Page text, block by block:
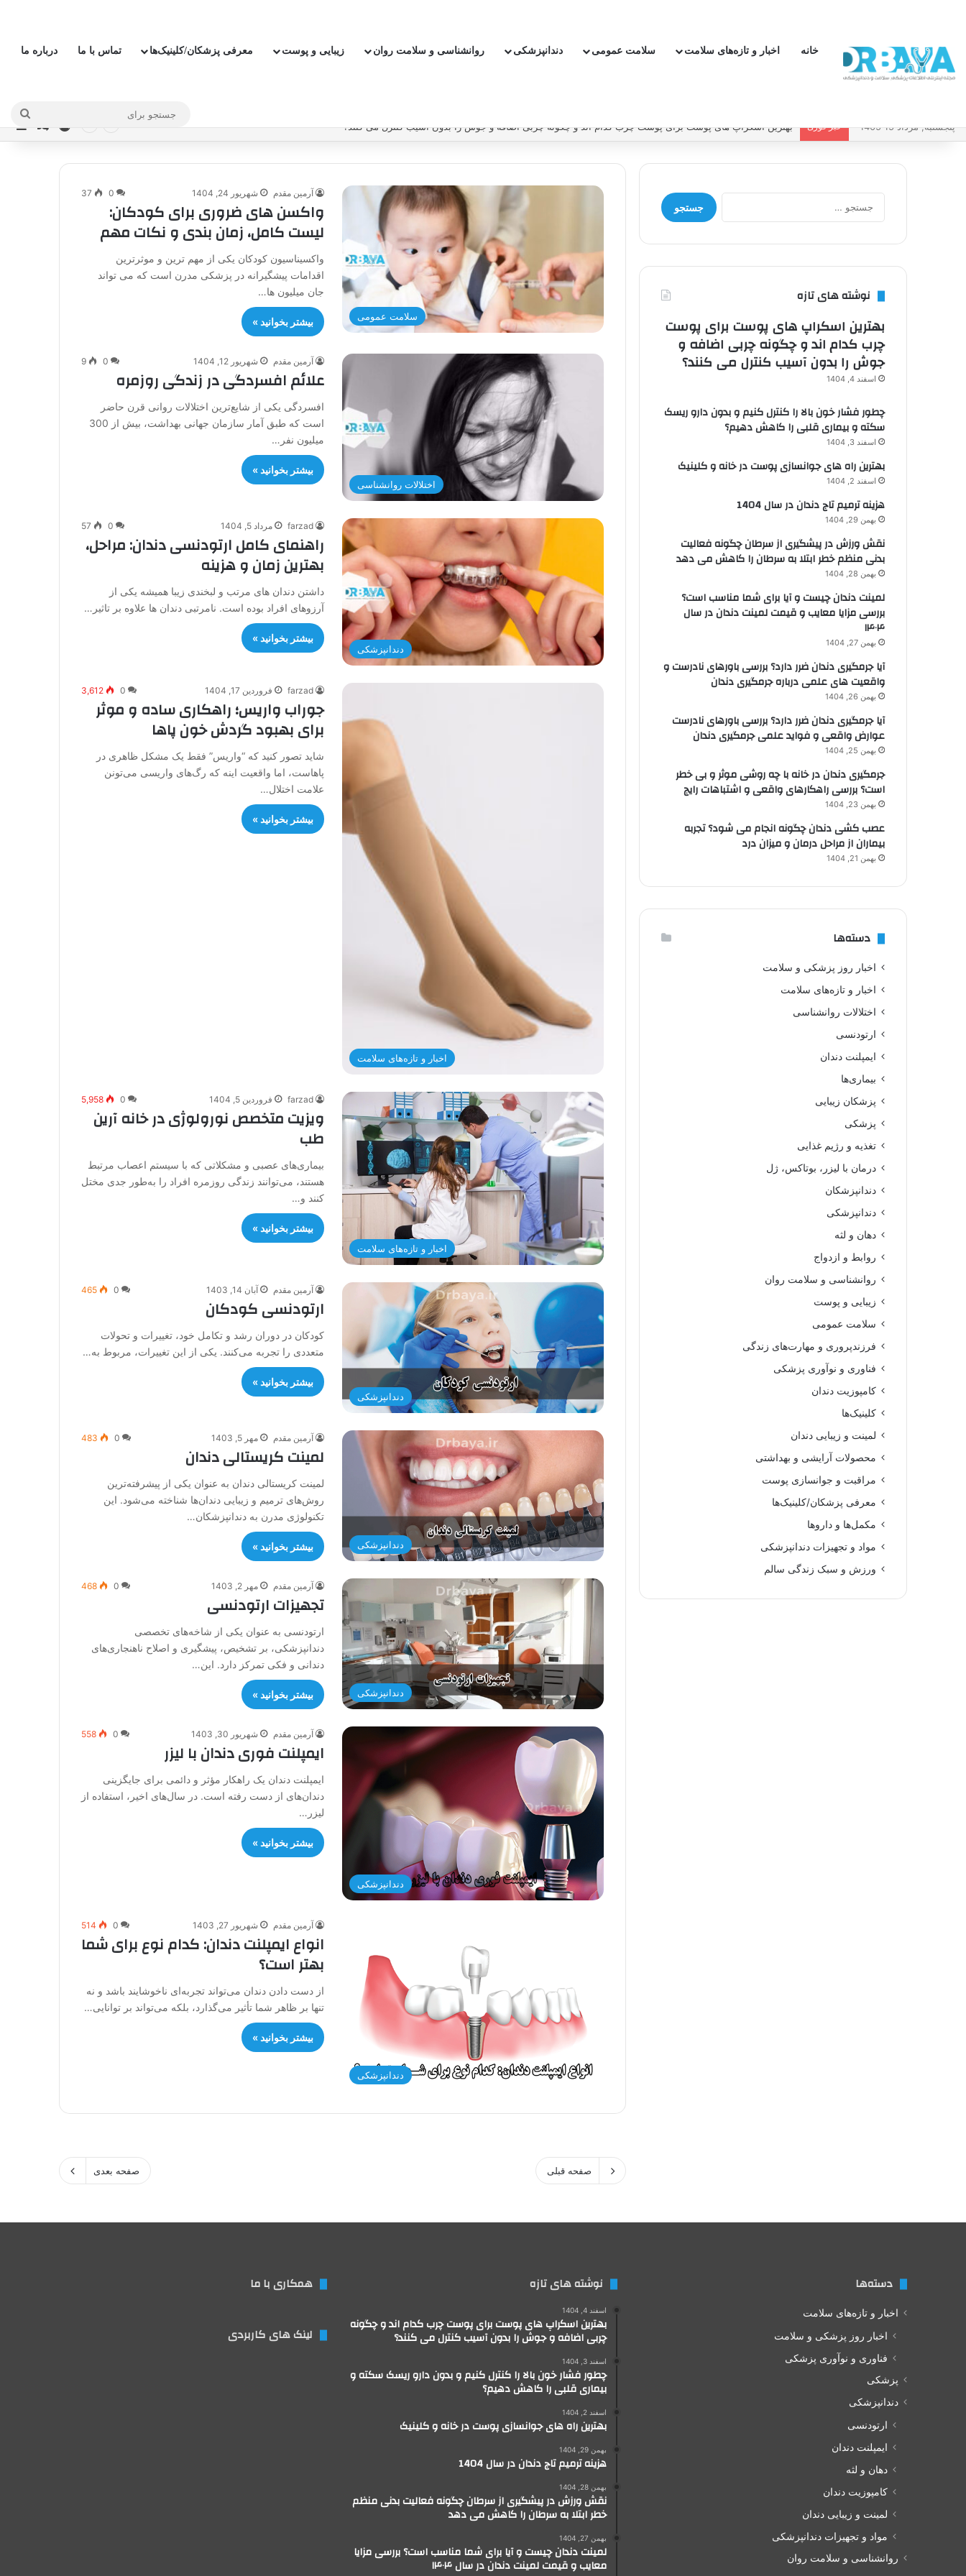
خانه اخبار و تازه‌های سلامت سلامت عمومی دندانپزشکی روانشناسی و سلامت روان زیبایی و پوست معرفی پزشکان/کلینیک‌ها تماس با ما درباره ما
برای
پنجشنبه, مرداد 15 1405 خبر فوری چطور فشار خون بالا را کنترل کنیم و بدون دارو ریسک سکته و بیماری قلبی را کاهش دهیم؟ ورودنوشته
سلامت عمومی
آرمین مقدم شهریور 24, 1404 0
37
واکسن های ضروری برای کودکان:
لیست کامل، زمان بندی و نکات مهم
واکسیناسیون کودکان یکی از مهم ترین و موثرترین
اقدامات پیشگیرانه در پزشکی مدرن است که می تواند
جان میلیون ها…
بیشتر بخوانید »
اختلالات روانشناسی
آرمین مقدم شهریور 12, 1404 0
9
علائم افسردگی در زندگی روزمره
افسردگی یکی از شایع‌ترین اختلالات روانی قرن حاضر
است که طبق آمار سازمان جهانی بهداشت، بیش از 300
میلیون نفر…
بیشتر بخوانید »
دندانپزشکی
farzad مرداد 5, 1404 0
57
راهنمای کامل ارتودنسی دندان: مراحل،
بهترین زمان و هزینه
داشتن دندان های مرتب و لبخندی زیبا همیشه یکی از
آرزوهای افراد بوده است. نامرتبی دندان ها علاوه بر تاثیر…
بیشتر بخوانید »
اخبار و تازه‌های سلامت
farzad فروردین 17, 1404 0
3,612
جوراب واریس؛ راهکاری ساده و موثر
برای بهبود گردش خون پاها
شاید تصور کنید که “واریس” فقط یک مشکل ظاهری در
پاهاست، اما واقعیت اینه که رگ‌های واریسی می‌تونن
علامت اختلال…
بیشتر بخوانید »
اخبار و تازه‌های سلامت
farzad فروردین 5, 1404 0
5,958
ویزیت متخصص نورولوژی در خانه آرین
طب
بیماری‌های عصبی و مشکلاتی که با سیستم اعصاب مرتبط
هستند، می‌توانند زندگی روزمره افراد را به‌طور جدی مختل
کنند و…
بیشتر بخوانید »
دندانپزشکی
آرمین مقدم آبان 14, 1403 0
465
ارتودنسی کودکان
کودکان در دوران رشد و تکامل خود، تغییرات و تحولات
متعددی را تجربه می‌کنند. یکی از این تغییرات، مربوط به…
بیشتر بخوانید »
دندانپزشکی
آرمین مقدم مهر 5, 1403 0
483
لمینت کریستالی دندان
لمینت کریستالی دندان به عنوان یکی از پیشرفته‌ترین
روش‌های ترمیم و زیبایی دندان‌ها شناخته می‌شود. این
تکنولوژی مدرن به دندانپزشکان…
بیشتر بخوانید »
دندانپزشکی
آرمین مقدم مهر 2, 1403 0
468
تجهیزات ارتودنسی
ارتودنسی به عنوان یکی از شاخه‌های تخصصی
دندانپزشکی، بر تشخیص، پیشگیری و اصلاح ناهنجاری‌های
دندانی و فکی تمرکز دارد. این…
بیشتر بخوانید »
دندانپزشکی
آرمین مقدم شهریور 30, 1403 0
558
ایمپلنت فوری دندان با لیزر
ایمپلنت دندان یک راهکار مؤثر و دائمی برای جایگزینی
دندان‌های از دست رفته است. در سال‌های اخیر، استفاده از
لیزر…
بیشتر بخوانید »
دندانپزشکی
آرمین مقدم شهریور 27, 1403 0
514
انواع ایمپلنت دندان: کدام نوع برای شما
بهتر است؟
از دست دادن دندان می‌تواند تجربه‌ای ناخوشایند باشد و نه
تنها بر ظاهر شما تأثیر می‌گذارد، بلکه می‌تواند بر توانایی…
بیشتر بخوانید »
صفحه قبلی صفحه بعدی
جستجو
برای:
نوشته های تازه
بهترین اسکراپ های پوست برای پوست
چرب کدام اند و چگونه چربی اضافه و
جوش را بدون آسیب کنترل می کنند؟
اسفند 4, 1404
چطور فشار خون بالا را کنترل کنیم و بدون دارو ریسک
سکته و بیماری قلبی را کاهش دهیم؟
اسفند 3, 1404
بهترین راه های جوانسازی پوست در خانه و کلینیک
اسفند 2, 1404
هزینه ترمیم تاج دندان در سال 1404
بهمن 29, 1404
نقش ورزش در پیشگیری از سرطان چگونه فعالیت
بدنی منظم خطر ابتلا به سرطان را کاهش می دهد
بهمن 28, 1404
لمینت دندان چیست و آیا برای شما مناسب است؟
بررسی مزایا معایب و قیمت لمینت دندان در سال
۱۴۰۴
بهمن 27, 1404
آیا جرمگیری دندان ضرر دارد؟ بررسی باورهای نادرست و
واقعیت های علمی درباره جرمگیری دندان
بهمن 26, 1404
آیا جرمگیری دندان ضرر دارد؟ بررسی باورهای نادرست
عوارض واقعی و فواید علمی جرمگیری دندان
بهمن 25, 1404
جرمگیری دندان در خانه با چه روشی موثر و بی خطر
است؟ بررسی راهکارهای واقعی و اشتباهات رایج
بهمن 23, 1404
عصب کشی دندان چگونه انجام می شود؟ تجربه
بیماران از مراحل درمان و میزان درد
بهمن 21, 1404
دسته‌ها
اخبار روز پزشکی و سلامت
اخبار و تازه‌های سلامت
اختلالات روانشناسی
ارتودنسی
ایمپلنت دندان
بیماری‌ها
پزشکان زیبایی
پزشکی
تغذیه و رژیم غذایی
درمان با لیزر، بوتاکس، ژل
دندانپزشکان
دندانپزشکی
دهان و لثه
روابط و ازدواج
روانشناسی و سلامت روان
زیبایی و پوست
سلامت عمومی
فرزندپروری و مهارت‌های زندگی
فناوری و نوآوری پزشکی
کامپوزیت دندان
کلینیک‌ها
لمینت و زیبایی دندان
محصولات آرایشی و بهداشتی
مراقبت و جوانسازی پوست
معرفی پزشکان/کلینیک‌ها
مکمل‌ها و داروها
مواد و تجهیزات دندانپزشکی
ورزش و سبک زندگی سالم
دسته‌ها
اخبار و تازه‌های سلامت
اخبار روز پزشکی و سلامت
فناوری و نوآوری پزشکی
پزشکی
دندانپزشکی
ارتودنسی
ایمپلنت دندان
دهان و لثه
کامپوزیت دندان
لمینت و زیبایی دندان
مواد و تجهیزات دندانپزشکی
روانشناسی و سلامت روان
نوشته های تازه
اسفند 4, 1404
بهترین اسکراپ های پوست برای پوست چرب کدام اند و چگونه
چربی اضافه و جوش را بدون آسیب کنترل می کنند؟
اسفند 3, 1404
چطور فشار خون بالا را کنترل کنیم و بدون دارو ریسک سکته و
بیماری قلبی را کاهش دهیم؟
اسفند 2, 1404
بهترین راه های جوانسازی پوست در خانه و کلینیک
بهمن 29, 1404
هزینه ترمیم تاج دندان در سال 1404
بهمن 28, 1404
نقش ورزش در پیشگیری از سرطان چگونه فعالیت بدنی منظم
خطر ابتلا به سرطان را کاهش می دهد
بهمن 27, 1404
لمینت دندان چیست و آیا برای شما مناسب است؟ بررسی مزایا
معایب و قیمت لمینت دندان در سال ۱۴۰۴
همکاری با ما
لینک های کاربردی